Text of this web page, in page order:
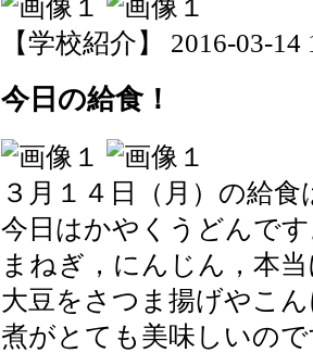
【学校紹介】 2016-03-14
今日の給食！
３月１４日（月）の給
今日はかやくうどんで
まねぎ，にんじん，本
大豆をさつま揚げやこ
煮がとても美味しいの